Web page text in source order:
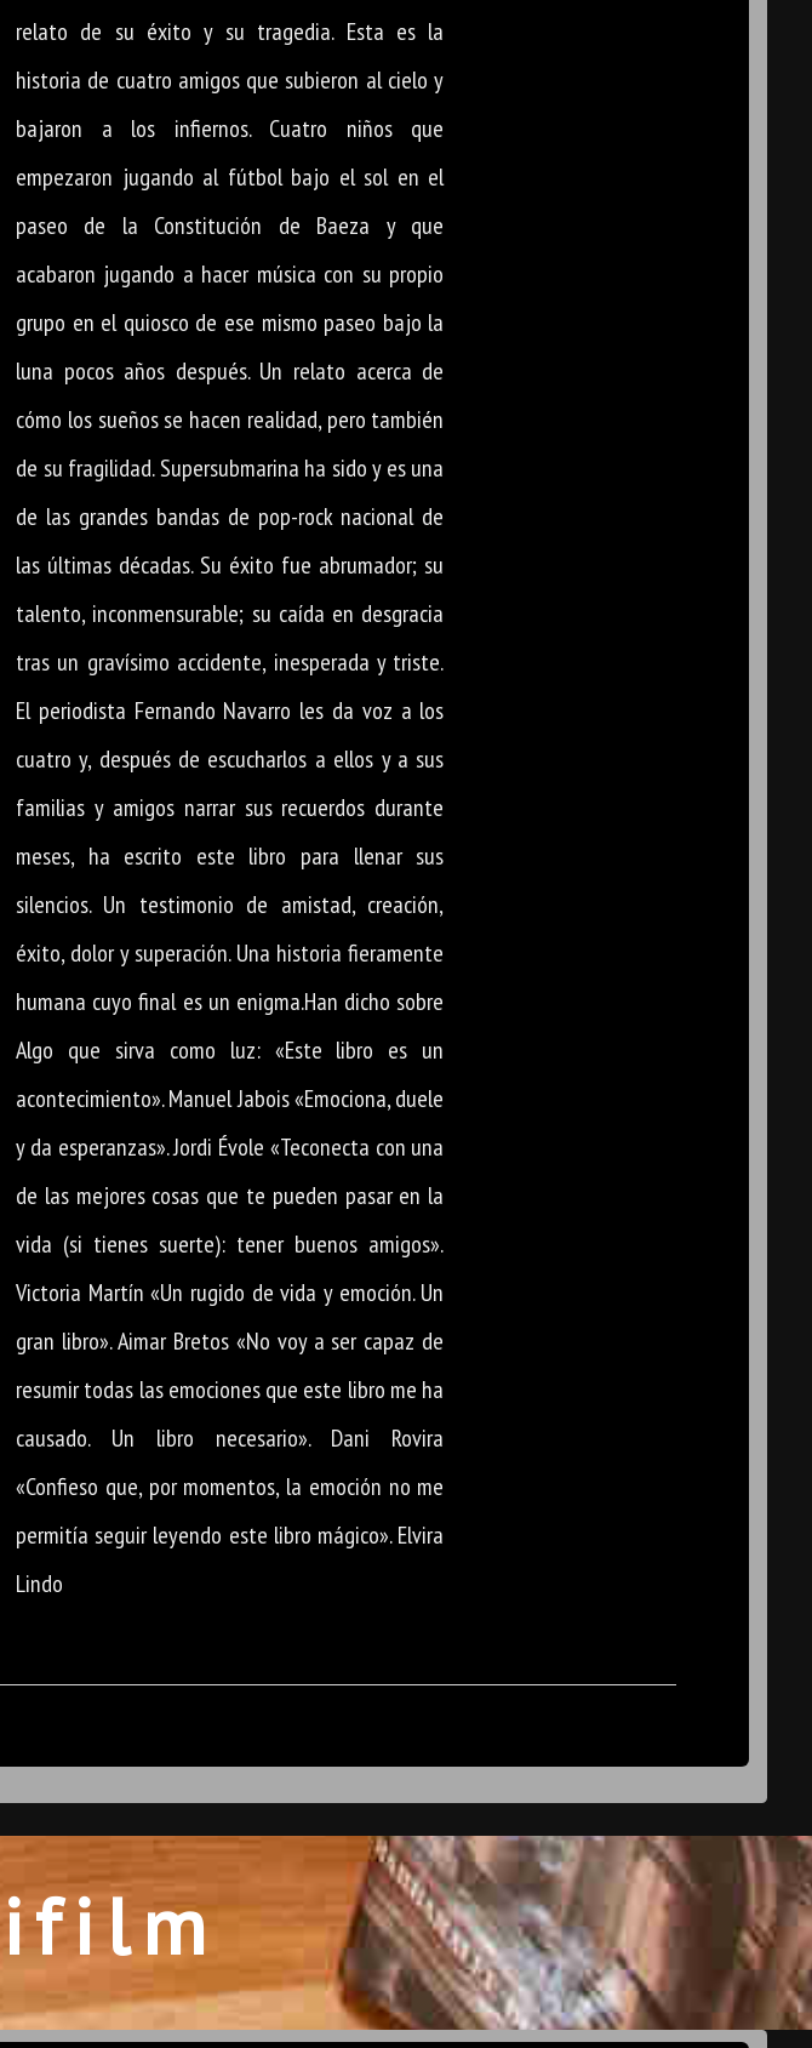
relato de su éxito y su tragedia. Esta es la
historia de cuatro amigos que subieron al cielo y
bajaron a los infiernos. Cuatro niños que
empezaron jugando al fútbol bajo el sol en el
paseo de la Constitución de Baeza y que
acabaron jugando a hacer música con su propio
grupo en el quiosco de ese mismo paseo bajo la
luna pocos años después. Un relato acerca de
cómo los sueños se hacen realidad, pero también
de su fragilidad. Supersubmarina ha sido y es una
de las grandes bandas de pop-rock nacional de
las últimas décadas. Su éxito fue abrumador; su
talento, inconmensurable; su caída en desgracia
tras un gravísimo accidente, inesperada y triste.
El periodista Fernando Navarro les da voz a los
cuatro y, después de escucharlos a ellos y a sus
familias y amigos narrar sus recuerdos durante
meses, ha escrito este libro para llenar sus
silencios. Un testimonio de amistad, creación,
éxito, dolor y superación. Una historia fieramente
humana cuyo final es un enigma.Han dicho sobre
Algo que sirva como luz: «Este libro es un
acontecimiento». Manuel Jabois «Emociona, duele
y da esperanzas». Jordi Évole «Teconecta con una
de las mejores cosas que te pueden pasar en la
vida (si tienes suerte): tener buenos amigos».
Victoria Martín «Un rugido de vida y emoción. Un
gran libro». Aimar Bretos «No voy a ser capaz de
resumir todas las emociones que este libro me ha
causado. Un libro necesario». Dani Rovira
«Confieso que, por momentos, la emoción no me
permitía seguir leyendo este libro mágico». Elvira
Lindo